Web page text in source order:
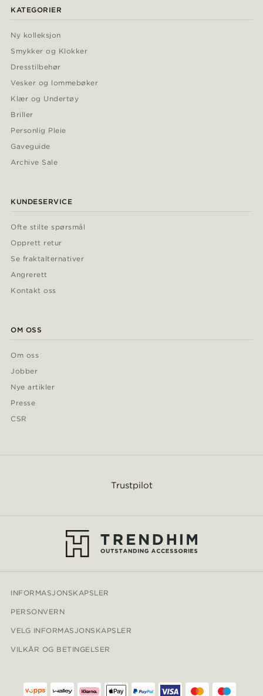
KATEGORIER
Ny kolleksjon
Smykker og Klokker
Dresstilbehør
Vesker og lommebøker
Klær og Undertøy
Briller
Personlig Pleie
Gaveguide
Archive Sale
KUNDESERVICE
Ofte stilte spørsmål
Opprett retur
Se fraktalternativer
Angrerett
Kontakt oss
OM OSS
Om oss
Jobber
Nye artikler
Presse
CSR
Trustpilot
INFORMASJONSKAPSLER
PERSONVERN
VELG INFORMASJONSKAPSLER
VILKÅR OG BETINGELSER